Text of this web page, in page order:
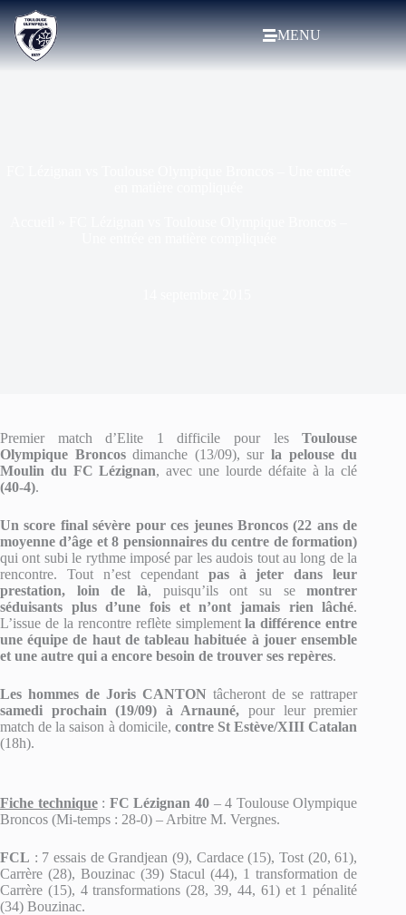
MENU
Premier match d’Elite 1 difficile pour lesToulouse
Olympique Broncosdimanche (13/09), surla pelouse du
Moulin du FC Lézignan, avec une lourde défaite à la clé
(40-4).
Un score final sévère pour ces jeunes Broncos (22 ans de
moyenne d’âge et 8 pensionnaires du centre de formation)
qui ont subi le rythme imposé par les audois tout au long de la
rencontre. Tout n’est cependant pas à jeter dans leur
prestation, loin de là, puisqu’ils ont su semontrer
séduisants plus d’une fois et n’ont jamais rien lâché.
L’issue de la rencontre reflète simplementla différence entre
une équipe de haut de tableau habituée à jouer ensemble
et une autre qui a encore besoin de trouver ses repères.
Les hommes de Joris CANTON tâcheront de se rattraper
samedi prochain (19/09) à Arnauné,pour leur premier
match de la saison à domicile, contre St Estève/XIII Catalan
(18h).
Fiche technique : FC Lézignan 40– 4 Toulouse Olympique
Broncos (Mi-temps : 28-0) – Arbitre M. Vergnes.
FCL : 7 essais de Grandjean (9), Cardace (15), Tost (20, 61),
Carrère (28), Bouzinac (39) Stacul (44), 1 transformation de
Carrère (15), 4 transformations (28, 39, 44, 61) et 1 pénalité
(34) Bouzinac.